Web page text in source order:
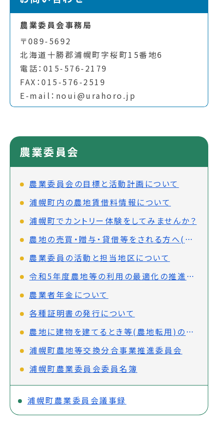
農業委員会事務局
〒089-5692
北海道十勝郡浦幌町字桜町15番地6
電話：015-576-2179
FAX：015-576-2519
E-mail：noui@urahoro.jp
農業委員会
農業委員会の目標と活動計画について
浦幌町内の農地賃借料情報について
浦幌町でカントリー体験をしてみませんか？
農地の売買・贈与・貸借等をされる方へ(農地法第3条)
農業委員の活動と担当地区について
令和5年度農地等の利用の最適化の推進に関する指針
農業者年金について
各種証明書の発行について
農地に建物を建てるとき等(農地転用)の許可申請について
浦幌町農地等交換分合事業推進委員会
浦幌町農業委員会委員名簿
浦幌町農業委員会議事録